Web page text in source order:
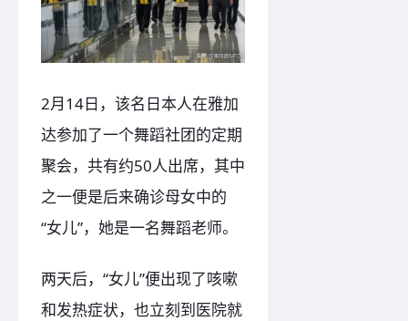
2月14日，该名日本人在雅加
达参加了一个舞蹈社团的定期
聚会，共有约50人出席，其中
之一便是后来确诊母女中的
“女儿”，她是一名舞蹈老师。
两天后，“女儿”便出现了咳嗽
和发热症状，也立刻到医院就